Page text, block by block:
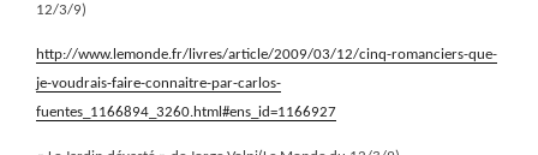
12/3/9)
http://www.lemonde.fr/livres/article/2009/03/12/cinq-romanciers-que-
je-voudrais-faire-connaitre-par-carlos-
fuentes_1166894_3260.html#ens_id=1166927